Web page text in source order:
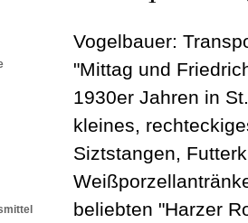
Vogelbauer:
"Mittag und
1930er Jahren in
kleines,
Siztstangen,
beliebten "Harzer